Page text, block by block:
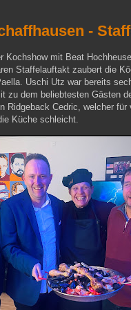
-
Kochshow mit Beat
Staffelauftakt zaubert die
Uschi Utz war bereits
zu dem beliebtesten Gästen
Ridgeback Cedric, welcher
Küche schleicht.